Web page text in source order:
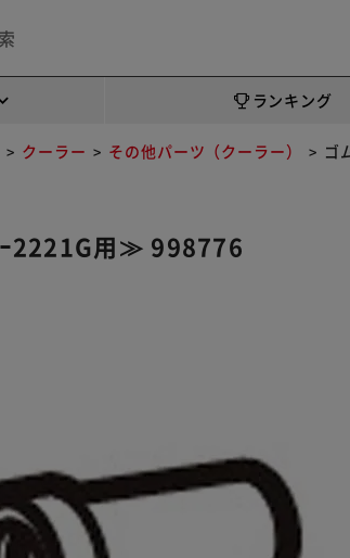
ランキング
クーラー その他パーツ（クーラー） ゴ
2221G用≫ 998776